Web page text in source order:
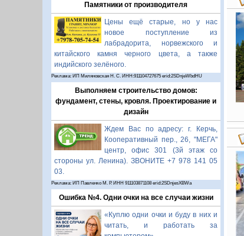
Памятники от производителя
Цены ещё старые, но у нас
новое поступление из
лабрадорита, норвежского и
китайского камня черного цвета, а также
индийского зелёного.
Реклама: ИП Миляновская Н. С. ИНН:911104727675 erid:2SDnjeWbdHU
Выполняем строительство домов:
фундамент, стены, кровля. Проектирование и
дизайн
Ждем Вас по адресу: г. Керчь,
Кооперативный пер., 26, "МЕГА"
центр, офис 301 (3й этаж со
стороны ул. Ленина). ЗВОНИТЕ +7 978 141 05
03.
Реклама: ИП Павленко М. Р. ИНН 911103871108 erid:2SDnjesXBWa
Ошибка №4. Одни очки на все случаи жизни
«Куплю одни очки и буду в них и
читать, и работать за